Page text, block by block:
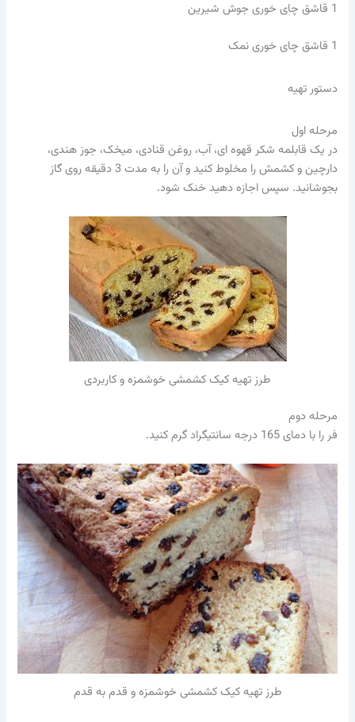
1 قاشق چای خوری جوش شیرین
1 قاشق چای خوری نمک
دستور تهیه
مرحله اول
در یک قابلمه شکر قهوه ای، آب، روغن قنادی، میخک، جوز هندی،
دارچین و کشمش را مخلوط کنید و آن را به مدت 3 دقیقه روی گاز
بجوشانید. سپس اجازه دهید خنک شود.
طرز تهیه کیک کشمشی خوشمزه و کاربردی
مرحله دوم
فر را با دمای 165 درجه سانتیگراد گرم کنید.
طرز تهیه کیک کشمشی خوشمزه و قدم به قدم